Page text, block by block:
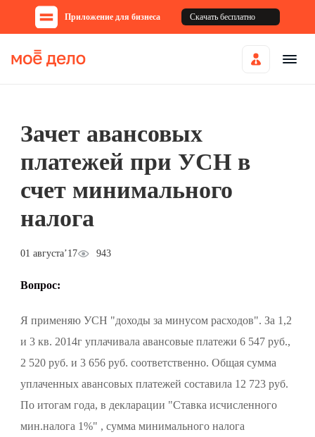
Приложение для бизнеса Скачать бесплатно
Зачет авансовых
платежей при УСН в
счет минимального
налога
01 августа’17 943
Вопрос:
Я применяю УСН "доходы за минусом расходов". За 1,2
и 3 кв. 2014г уплачивала авансовые платежи 6 547 руб.,
2 520 руб. и 3 656 руб. соответственно. Общая сумма
уплаченных авансовых платежей составила 12 723 руб.
По итогам года, в декларации "Ставка исчисленного
мин.налога 1%" , сумма минимального налога